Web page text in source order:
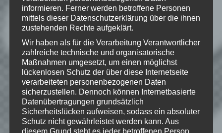
Deine E-Mail-Adresse wird nicht
veröffentlicht. Erforderliche Felder
sind mit *markiert
Kommentar*
informieren. Ferner werden betroffene Personen
mittels dieser Datenschutzerklärung über die ihnen
zustehenden Rechte aufgeklärt.
Wir haben als für die Verarbeitung Verantwortlicher
zahlreiche technische und organisatorische
Maßnahmen umgesetzt, um einen möglichst
lückenlosen Schutz der über diese Internetseite
verarbeiteten personenbezogenen Daten
sicherzustellen. Dennoch können Internetbasierte
Datenübertragungen grundsätzlich
Sicherheitslücken aufweisen, sodass ein absoluter
Schutz nicht gewährleistet werden kann. Aus
diesem Grund steht es jeder betroffenen Person